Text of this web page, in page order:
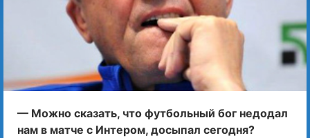
— Можно сказать, что футбольный бог недодал
нам в матче с Интером, досыпал сегодня?